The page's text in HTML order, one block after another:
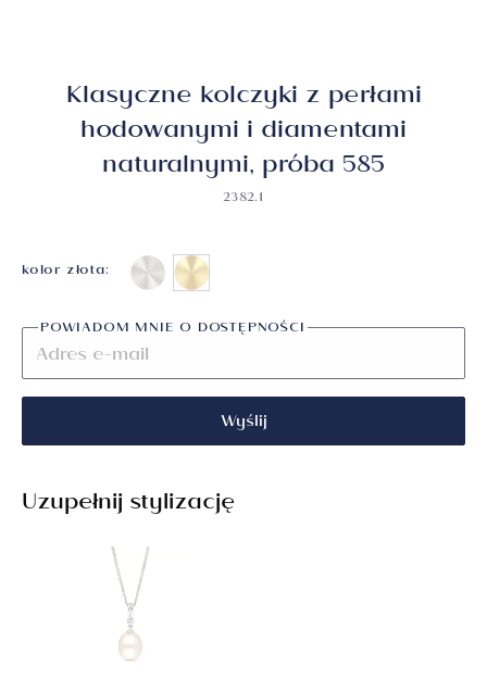
Klasyczne kolczyki z perłami
hodowanymi i diamentami
naturalnymi, próba 585
2382.1
kolor złota:
POWIADOM MNIE O DOSTĘPNOŚCI
Wyślij
Uzupełnij stylizację